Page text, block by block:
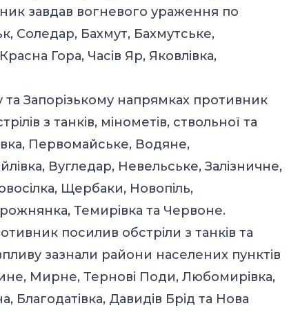
завдав вогневого ураження по
Соледар, Бахмут, Бахмутське,
Гора, Часів Яр, Яковлівка,
та Запорізькому напрямках противник
з танків, мінометів, ствольної та
Первомайське, Водяне,
Вугледар, Невельське, Залізничне,
Щербаки, Новопіль,
Темирівка та Червоне.
посилив обстріли з танків та
зазнали райони населених пунктів
Мирне, Тернові Поди, Любомирівка,
Давидів Брід та Нова